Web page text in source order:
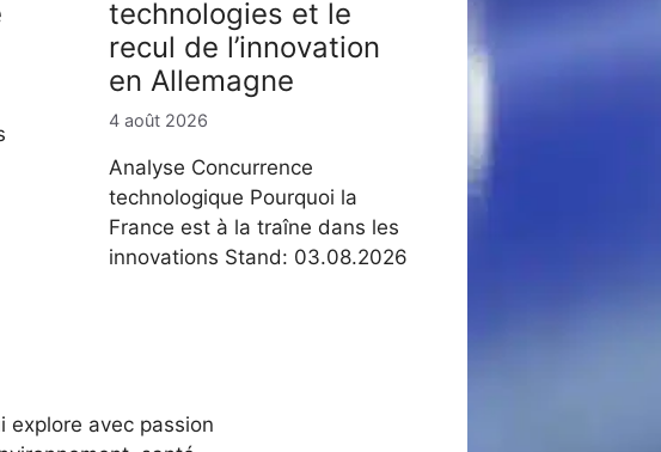
technologies et le
recul de l’innovation
en Allemagne
4 août 2026
Analyse Concurrence
technologique Pourquoi la
France est à la traîne dans les
innovations Stand: 03.08.2026
explore avec passion